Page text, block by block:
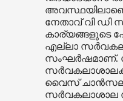
നേതാവ് വി ഡി
കാര്യങ്ങളുടെ
എല്ലാ
സംഘര്‍ഷമാണ്.
വൈസ്
സര്‍വകലാശാല